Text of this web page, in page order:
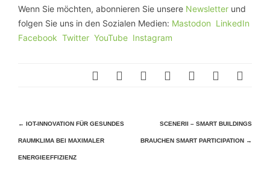
Wenn Sie möchten, abonnieren Sie unsere Newsletter und
folgen Sie uns in den Sozialen Medien: Mastodon LinkedIn
Facebook Twitter YouTube Instagram
Beitragsnavigation
← IOT-INNOVATION FÜR GESUNDES
RAUMKLIMA BEI MAXIMALER
ENERGIEEFFIZIENZ
SCENERII – SMART BUILDINGS
BRAUCHEN SMART PARTICIPATION →